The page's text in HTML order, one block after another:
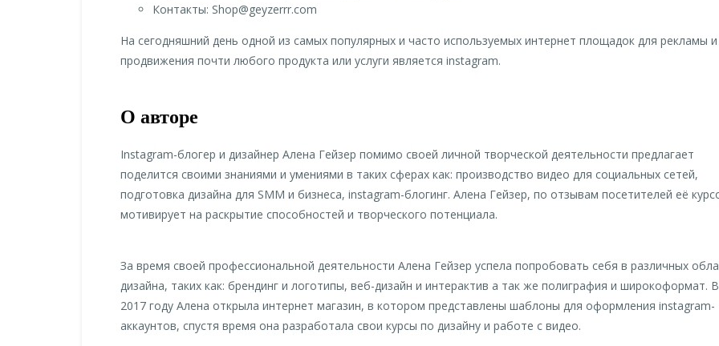
Контакты: Shop@geyzerrr.com
На сегодняшний день одной из самых популярных и часто используемых интернет площадок для рекламы и
продвижения почти любого продукта или услуги является instagram.
О авторе
Instagram-блогер и дизайнер Алена Гейзер помимо своей личной творческой деятельности предлагает
поделится своими знаниями и умениями в таких сферах как: производство видео для социальных сетей,
подготовка дизайна для SMM и бизнеса, instagram-блогинг. Алена Гейзер, по отзывам посетителей её
мотивирует на раскрытие способностей и творческого потенциала.
За время своей профессиональной деятельности Алена Гейзер успела попробовать себя в различных
дизайна, таких как: брендинг и логотипы, веб-дизайн и интерактив а так же полиграфия и широкоформат. В
2017 году Алена открыла интернет магазин, в котором представлены шаблоны для оформления instagram-
аккаунтов, спустя время она разработала свои курсы по дизайну и работе с видео.